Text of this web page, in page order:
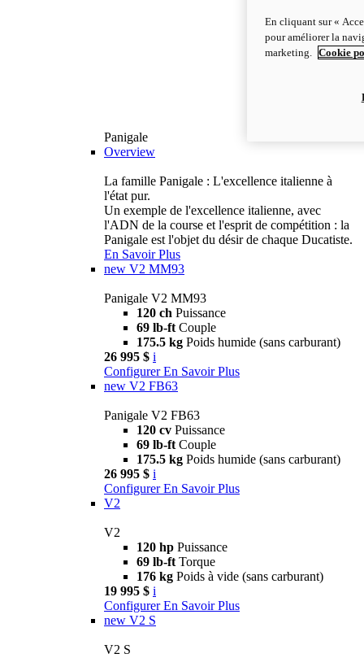
Panigale
Overview
La famille Panigale : L'excellence italienne à
l'état pur.
Un exemple de l'excellence italienne, avec
l'ADN de la course et l'esprit de compétition : la
Panigale est l'objet du désir de chaque Ducatiste.
En Savoir Plus
new V2 MM93
Panigale V2 MM93
120 ch Puissance
69 lb-ft Couple
175.5 kg Poids humide (sans carburant)
26 995 $ i
Configurer En Savoir Plus
new V2 FB63
Panigale V2 FB63
120 cv Puissance
69 lb-ft Couple
175.5 kg Poids humide (sans carburant)
26 995 $ i
Configurer En Savoir Plus
V2
V2
120 hp Puissance
69 lb-ft Torque
176 kg Poids à vide (sans carburant)
19 995 $ i
Configurer En Savoir Plus
new V2 S
V2 S
En cliquant sur «
pour améliorer la
marketing.
Cookie